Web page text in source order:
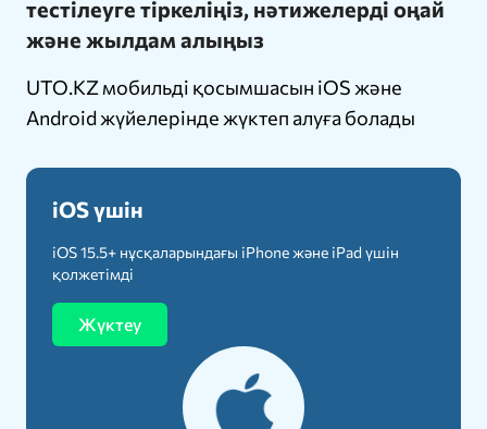
тестілеуге тіркеліңіз, нәтижелерді оңай
және жылдам алыңыз
UTO.KZ мобильді қосымшасын iOS және
Android жүйелерінде жүктеп алуға болады
iOS үшін
iOS 15.5+ нұсқаларындағы iPhone және iPad үшін
қолжетімді
Жүктеу